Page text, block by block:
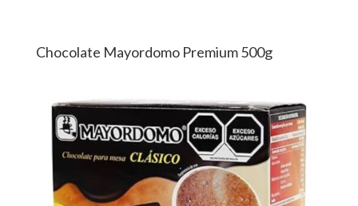
Chocolate Mayordomo Premium 500g